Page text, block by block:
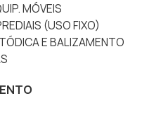
MÓVEIS
(USO FIXO)
E BALIZAMENTO